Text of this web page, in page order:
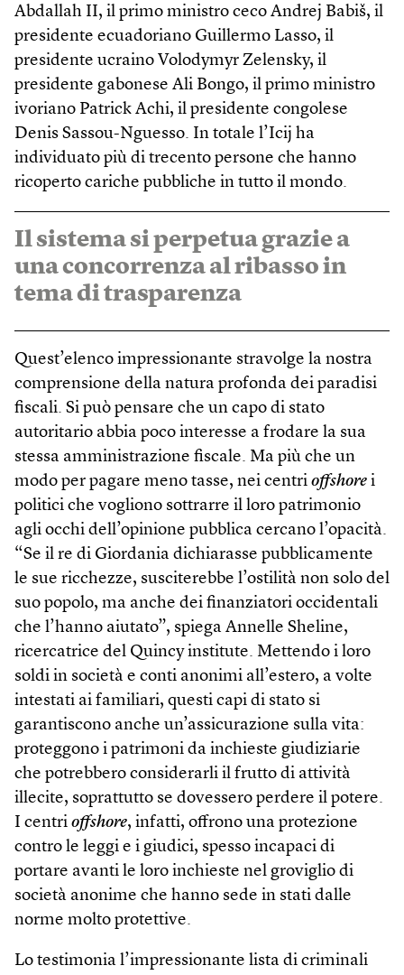
Abdallah II, il primo ministro ceco Andrej Babiš, il
presidente ecuadoriano Guillermo Lasso, il
presidente ucraino Volodymyr Zelensky, il
presidente gabonese Ali Bongo, il primo ministro
ivoriano Patrick Achi, il presidente congolese
Denis Sassou-Nguesso. In totale l’Icij ha
individuato più di trecento persone che hanno
ricoperto cariche pubbliche in tutto il mondo.
Il sistema si perpetua grazie a
una concorrenza al ribasso in
tema di trasparenza
Quest’elenco impressionante stravolge la nostra
comprensione della natura profonda dei paradisi
fiscali. Si può pensare che un capo di stato
autoritario abbia poco interesse a frodare la sua
stessa amministrazione fiscale. Ma più che un
modo per pagare meno tasse, nei centri off­shore i
politici che vogliono sottrarre il loro patrimonio
agli occhi dell’opinione pubblica cercano l’opacità.
“Se il re di Giordania dichiarasse pubblicamente
le sue ricchezze, susciterebbe l’ostilità non solo del
suo popolo, ma anche dei finanziatori occidentali
che l’hanno aiutato”, spiega Annelle Sheline,
ricercatrice del Quincy institute. Mettendo i loro
soldi in società e conti anonimi all’estero, a volte
intestati ai familiari, questi capi di stato si
garantiscono anche un’assicurazione sulla vita:
proteggono i patrimoni da inchieste giudiziarie
che potrebbero considerarli il frutto di attività
illecite, soprattutto se dovessero perdere il potere.
I centri off­shore, infatti, offrono una protezione
contro le leggi e i giudici, spesso incapaci di
portare avanti le loro inchieste nel groviglio di
società anonime che hanno sede in stati dalle
norme molto protettive.
Lo testimonia l’impressionante lista di criminali